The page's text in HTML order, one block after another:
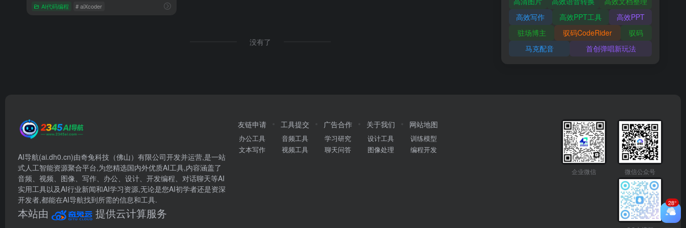
AI代码编程 # aiXcoder
没有了
高效写作
高效PPT工具
高效PPT
驻场博主
驭码CodeRider
驭码
马克配音
首创弹唱新玩法
AI导航(ai.dh0.cn)由奇兔科技（佛山）有限公司开发并运营,是一站
式人工智能资源聚合平台,为您精选国内外优质AI工具,内容涵盖了
音频、视频、图像、写作、办公、设计、开发编程、对话聊天等AI
实用工具以及AI行业新闻和AI学习资源,无论是您AI初学者还是资深
开发者,都能在AI导航找到所需的信息和工具.
本站由 提供云计算服务
友链申请
办公工具
文本写作
工具提交
音频工具
视频工具
广告合作
学习研究
聊天问答
关于我们
设计工具
图像处理
网站地图
训练模型
编程开发
企业微信 微信公众号
28°